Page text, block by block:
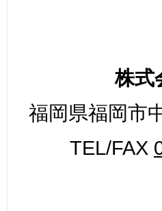
株式
福岡県福岡市
TEL/FAX